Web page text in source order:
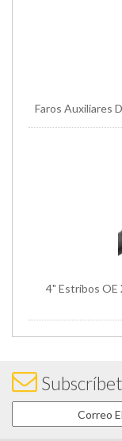
Faros Auxiliares
4" Estribos OE